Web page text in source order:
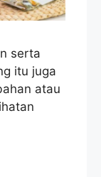
serta
itu juga
atau